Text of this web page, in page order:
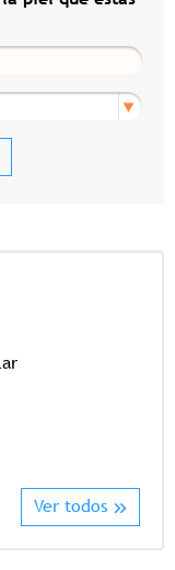
Ver todos